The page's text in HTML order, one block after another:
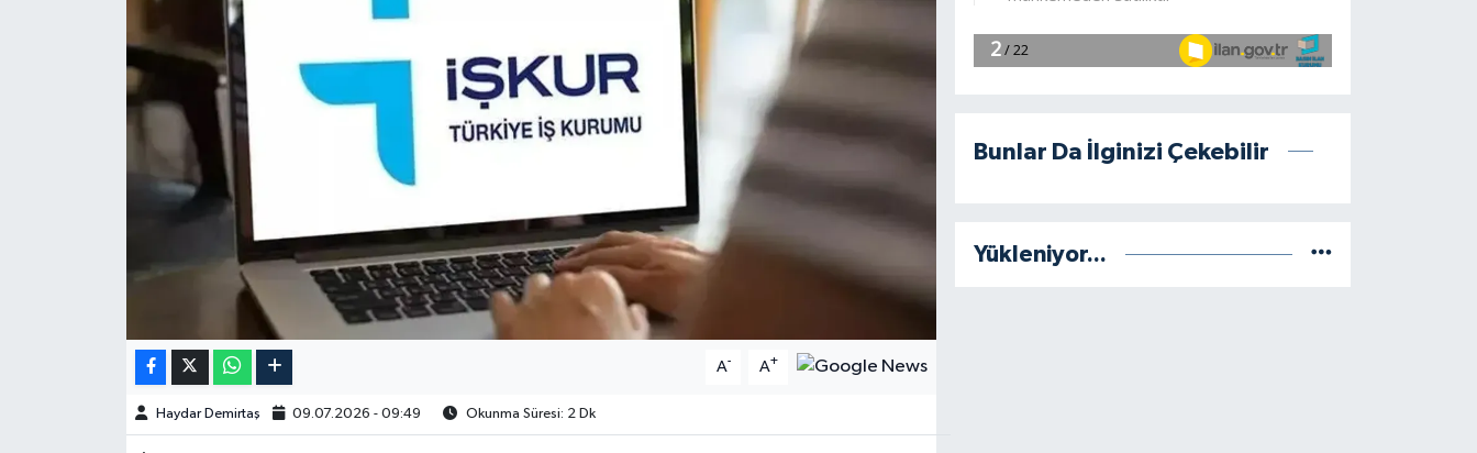
A- A+
Haydar Demirtaş 09.07.2026 - 09:49 Okunma Süresi: 2 Dk
Bunlar Da İlginizi Çekebilir
Yükleniyor...
Burç Yorumları
Kim kimdir?
Kültür Sanat